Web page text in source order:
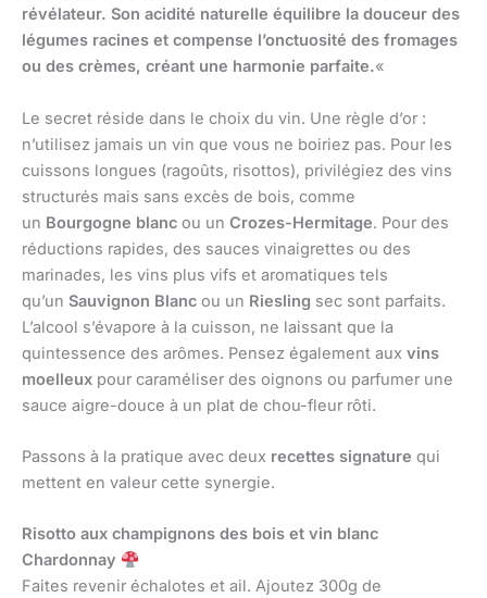
révélateur. Son acidité naturelle équilibre la douceur des
légumes racines et compense l’onctuosité des fromages
ou des crèmes, créant une harmonie parfaite.«
Le secret réside dans le choix du vin. Une règle d’or :
n’utilisez jamais un vin que vous ne boiriez pas. Pour les
cuissons longues (ragoûts, risottos), privilégiez des vins
structurés mais sans excès de bois, comme
un Bourgogne blanc ou un Crozes-Hermitage. Pour des
réductions rapides, des sauces vinaigrettes ou des
marinades, les vins plus vifs et aromatiques tels
qu’un Sauvignon Blanc ou un Riesling sec sont parfaits.
L’alcool s’évapore à la cuisson, ne laissant que la
quintessence des arômes. Pensez également aux vins
moelleux pour caraméliser des oignons ou parfumer une
sauce aigre-douce à un plat de chou-fleur rôti.
Passons à la pratique avec deux recettes signature qui
mettent en valeur cette synergie.
Risotto aux champignons des bois et vin blanc
Chardonnay
Faites revenir échalotes et ail. Ajoutez 300g de